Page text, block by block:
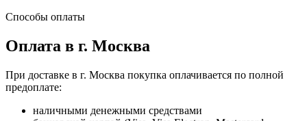
Способы оплаты
Оплата в г. Москва
При доставке в г. Москва покупка оплачивается по полной
предоплате:
наличными денежными средствами